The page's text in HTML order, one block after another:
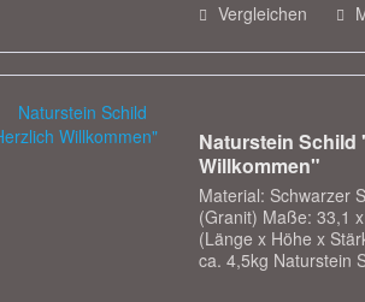
Vergleichen
Naturstein Schild
Willkommen"
Material: Schwarzer
(Granit) Maße: 33,1
(Länge x Höhe x
ca. 4,5kg Naturstein